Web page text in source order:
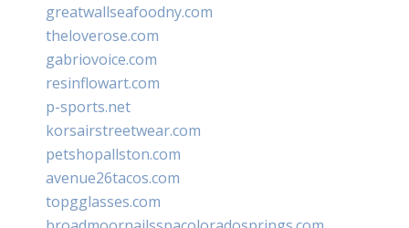
greatwallseafoodny.com
theloverose.com
gabriovoice.com
resinflowart.com
p-sports.net
korsairstreetwear.com
petshopallston.com
avenue26tacos.com
topgglasses.com